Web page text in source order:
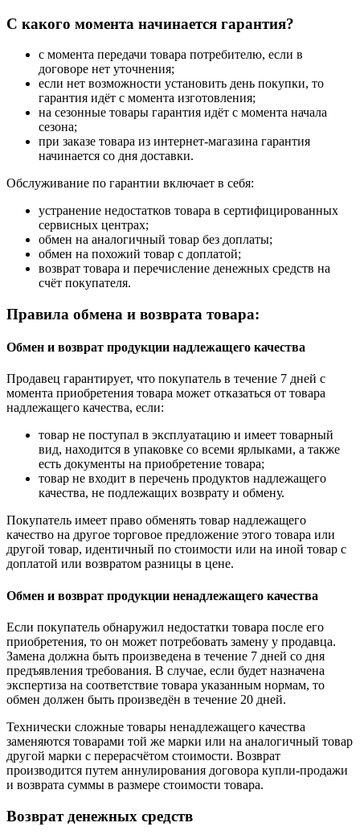
С какого момента начинается гарантия?
с момента передачи товара потребителю, если в
договоре нет уточнения;
если нет возможности установить день покупки, то
гарантия идёт с момента изготовления;
на сезонные товары гарантия идёт с момента начала
сезона;
при заказе товара из интернет-магазина гарантия
начинается со дня доставки.
Обслуживание по гарантии включает в себя:
устранение недостатков товара в сертифицированных
сервисных центрах;
обмен на аналогичный товар без доплаты;
обмен на похожий товар с доплатой;
возврат товара и перечисление денежных средств на
счёт покупателя.
Правила обмена и возврата товара:
Обмен и возврат продукции надлежащего качества
Продавец гарантирует, что покупатель в течение 7 дней с
момента приобретения товара может отказаться от товара
надлежащего качества, если:
товар не поступал в эксплуатацию и имеет товарный
вид, находится в упаковке со всеми ярлыками, а также
есть документы на приобретение товара;
товар не входит в перечень продуктов надлежащего
качества, не подлежащих возврату и обмену.
Покупатель имеет право обменять товар надлежащего
качество на другое торговое предложение этого товара или
другой товар, идентичный по стоимости или на иной товар с
доплатой или возвратом разницы в цене.
Обмен и возврат продукции ненадлежащего качества
Если покупатель обнаружил недостатки товара после его
приобретения, то он может потребовать замену у продавца.
Замена должна быть произведена в течение 7 дней со дня
предъявления требования. В случае, если будет назначена
экспертиза на соответствие товара указанным нормам, то
обмен должен быть произведён в течение 20 дней.
Технически сложные товары ненадлежащего качества
заменяются товарами той же марки или на аналогичный товар
другой марки с перерасчётом стоимости. Возврат
производится путем аннулирования договора купли-продажи
и возврата суммы в размере стоимости товара.
Возврат денежных средств